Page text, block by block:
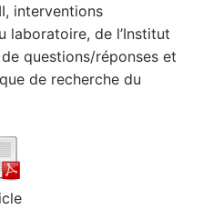
interventions
laboratoire, de l’Institut
questions/réponses et
de recherche du